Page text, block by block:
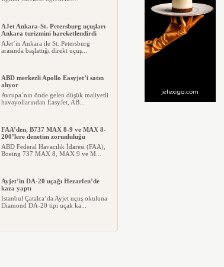
AJet Ankara-St. Petersburg uçuşları
Ankara turizmini hareketlendirdi
AJet’in Ankara ile St. Petersburg
arasında başlattığı direkt uçuş...
ABD merkezli Apollo Easyjet’i satın
alıyor
Avrupa’nın önde gelen düşük maliyetli
havayollarından EasyJet, AB...
FAA’den, B737 MAX 8-9 ve MAX 8-
200’lere denetim zorunluluğu
ABD Federal Havacılık İdaresi (FAA),
Boeing 737 MAX 8, MAX 9 ve M...
Ayjet’in DA-20 uçağı Hezarfen’de
kaza yaptı
İstanbul Çatalca’da Ayjet uçuş okuluna
Diamond DA-20 tipi uçak ka...
Ay’da çarpışmadan sodyum ve lityum